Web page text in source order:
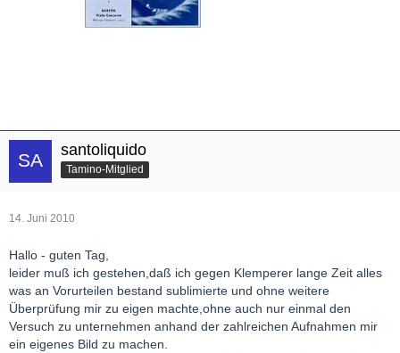
santoliquido
Tamino-Mitglied
14. Juni 2010
Hallo - guten Tag,
leider muß ich gestehen,daß ich gegen Klemperer lange Zeit alles
was an Vorurteilen bestand sublimierte und ohne weitere
Überprüfung mir zu eigen machte,ohne auch nur einmal den
Versuch zu unternehmen anhand der zahlreichen Aufnahmen mir
ein eigenes Bild zu machen.